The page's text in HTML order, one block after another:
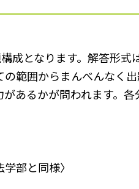
成となります。解答形
範囲からまんべんなく
あるかが問われます。
部と同様〉